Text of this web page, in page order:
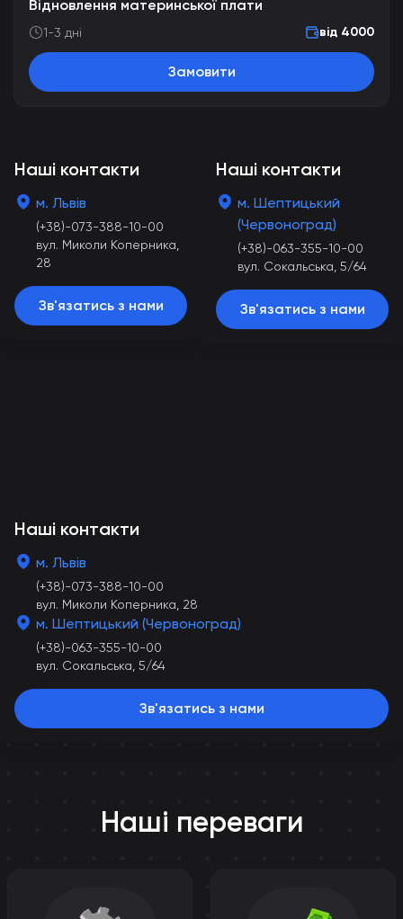
Відновлення материнської плати
1-3 дні від 4000
Замовити
Наші контакти
м. Львів
(+38)-073-388-10-00
вул. Миколи Коперника,
28
Зв'язатись з нами
Наші контакти
м. Шептицький
(Червоноград)
(+38)-063-355-10-00
вул. Сокальська, 5/64
Зв'язатись з нами
Наші контакти
м. Львів
(+38)-073-388-10-00
вул. Миколи Коперника, 28
м. Шептицький (Червоноград)
(+38)-063-355-10-00
вул. Сокальська, 5/64
Зв'язатись з нами
Наші переваги